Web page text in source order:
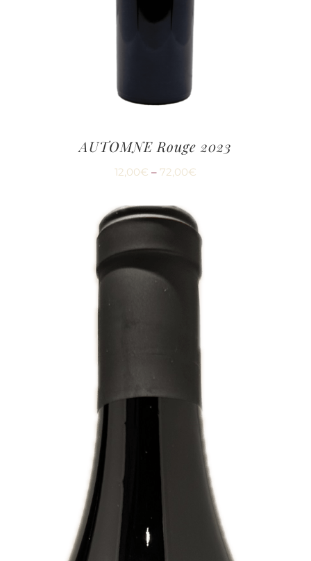
AUTOMNE Rouge 2023
12,00€ – 72,00€